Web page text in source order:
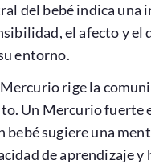
del bebé indica una
el afecto y el
entorno.
Mercurio rige la
Un Mercurio fuerte
bebé sugiere una
de aprendizaje y